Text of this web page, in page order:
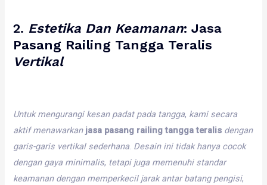
2. Estetika Dan Keamanan:Jasa
Pasang Railing Tangga Teralis
Vertikal
Untuk mengurangi kesan padat pada tangga, kami secara
aktif menawarkan jasa pasang railing tangga teralis dengan
garis-garis vertikal sederhana. Desain ini tidak hanya cocok
dengan gaya minimalis, tetapi juga memenuhi standar
keamanan dengan memperkecil jarak antar batang pengisi,